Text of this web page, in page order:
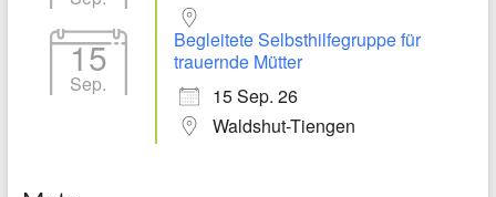
15
Sep.
Begleitete Selbsthilfegruppe für
trauernde Mütter
15 Sep. 26
Waldshut-Tiengen